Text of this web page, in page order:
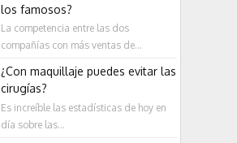
los famosos?
La competencia entre las dos
compañías con más ventas de...
¿Con maquillaje puedes evitar las
cirugías?
Es increíble las estadísticas de hoy en
día sobre las...